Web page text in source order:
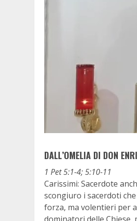
DALL’OMELIA DI DON
1 Pet 5:1-4; 5:10-11
Carissimi: Sacerdote
scongiuro i sacerdoti
forza, ma volentieri per